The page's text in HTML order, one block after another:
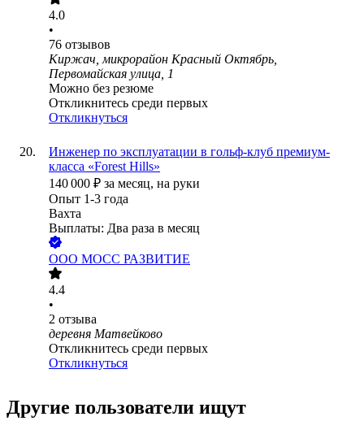
4.0
•
76 отзывов
Киржач, микрорайон Красный Октябрь,
Первомайская улица, 1
Можно без резюме
Откликнитесь среди первых
Откликнуться
Инженер по эксплуатации в гольф-клуб премиум-
класса «Forest Hills»
140 000 ₽ за месяц, на руки
Опыт 1-3 года
Вахта
Выплаты: Два раза в месяц
ООО МОСС РАЗВИТИЕ
4.4
•
2 отзыва
деревня Матвейково
Откликнитесь среди первых
Откликнуться
Другие пользователи ищут